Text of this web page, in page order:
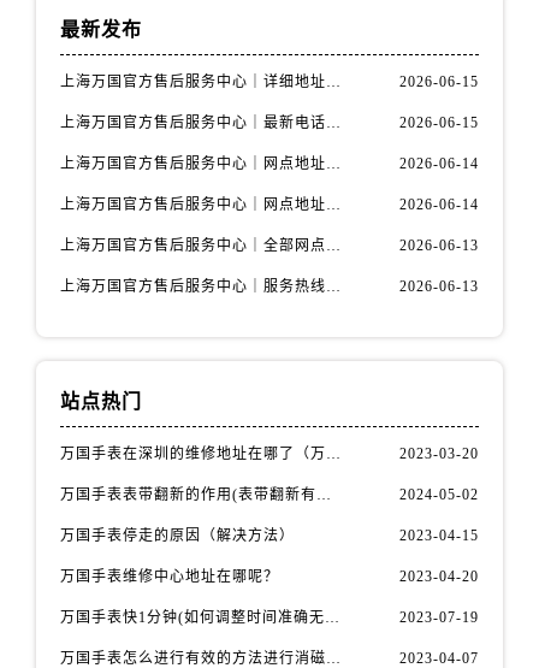
最新发布
2026-06-15
2026-06-15
2026-06-14
2026-06-14
2026-06-13
2026-06-13
站点热门
2023-03-20
2024-05-02
万国手表停走的原因（解决方法） 2023-04-15
万国手表维修中心地址在哪呢？ 2023-04-20
2023-07-19
2023-04-07